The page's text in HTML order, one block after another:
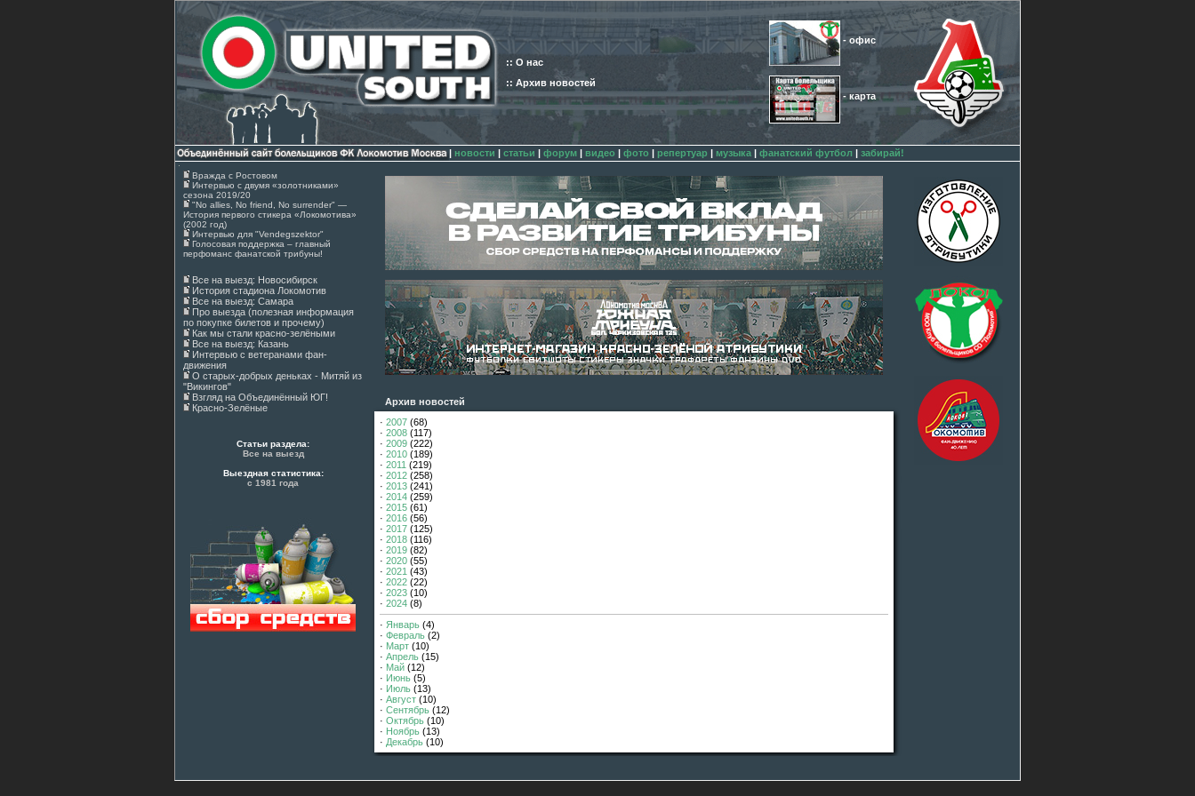
:: О нас
:: Архив новостей
- офис
- карта
| новости | статьи | форум | видео | фото | репертуар | музыка | фанатский футбол | забирай!
Вражда с Ростовом
Интервью с двумя «золотниками»
сезона 2019/20
"No allies, No friend, No surrender" —
История первого стикера «Локомотива»
(2002 год)
Интервью для "Vendegszektor"
Голосовая поддержка – главный
перфоманс фанатской трибуны!
Все на выезд: Новосибирск
История стадиона Локомотив
Все на выезд: Самара
Про выезда (полезная информация
по покупке билетов и прочему)
Как мы стали красно-зелёными
Все на выезд: Казань
Интервью с ветеранами фан-
движения
О старых-добрых деньках - Митяй из
"Викингов"
Взгляд на Объединённый ЮГ!
Красно-Зелёные
Статьи раздела:
Все на выезд
Выездная статистика:
с 1981 года
Архив новостей
· 2007 (68)
· 2008 (117)
· 2009 (222)
· 2010 (189)
· 2011 (219)
· 2012 (258)
· 2013 (241)
· 2014 (259)
· 2015 (61)
· 2016 (56)
· 2017 (125)
· 2018 (116)
· 2019 (82)
· 2020 (55)
· 2021 (43)
· 2022 (22)
· 2023 (10)
· 2024 (8)
· Январь (4)
· Февраль (2)
· Март (10)
· Апрель (15)
· Май (12)
· Июнь (5)
· Июль (13)
· Август (10)
· Сентябрь (12)
· Октябрь (10)
· Ноябрь (13)
· Декабрь (10)